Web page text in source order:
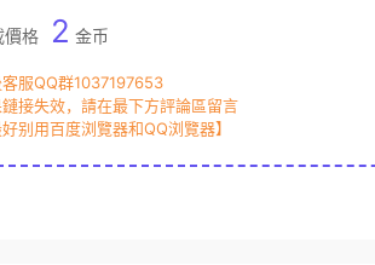
價格 2 金币
服QQ群1037197653
接失效，請在最下方評論區留言
好别用百度浏覽器和QQ浏覽器】